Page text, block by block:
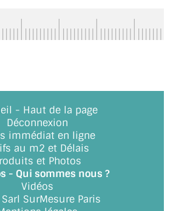
MIROIR
ASSEMBLAGE DE VERRES
DE PORTE EN VERRE
- Haut de la page
Déconnexion
immédiat en ligne
au m2 et Délais
et Photos
- Qui sommes nous ?
Vidéos
Sarl SurMesure Paris